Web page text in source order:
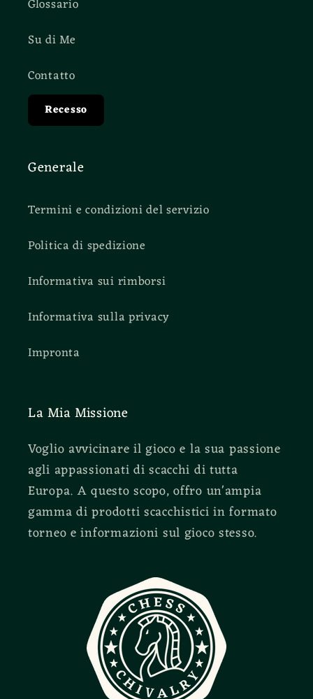
Glossario
Su di Me
Contatto
Recesso
Generale
Termini e condizioni del servizio
Politica di spedizione
Informativa sui rimborsi
Informativa sulla privacy
Impronta
La Mia Missione
Voglio avvicinare il gioco e la sua passione
agli appassionati di scacchi di tutta
Europa. A questo scopo, offro un'ampia
gamma di prodotti scacchistici in formato
torneo e informazioni sul gioco stesso.